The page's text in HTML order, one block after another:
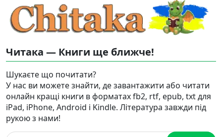
Читака — Книги ще ближче!
Шукаєте що почитати?
У нас ви можете знайти, де завантажити або читати
онлайн кращі книги в форматах fb2, rtf, epub, txt для
iPad, iPhone, Android і Kindle. Література завжди під
рукою з нами!